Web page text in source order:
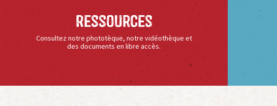
Ressources
Consultez notre phototèque, notre vidéothèque et
des documents en libre accès.